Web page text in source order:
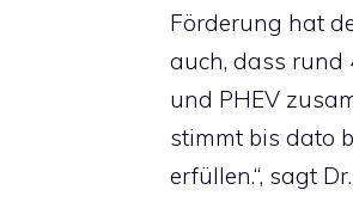
Förderung hat
auch, dass rund
und PHEV
stimmt bis dato
erfüllen.“, sagt